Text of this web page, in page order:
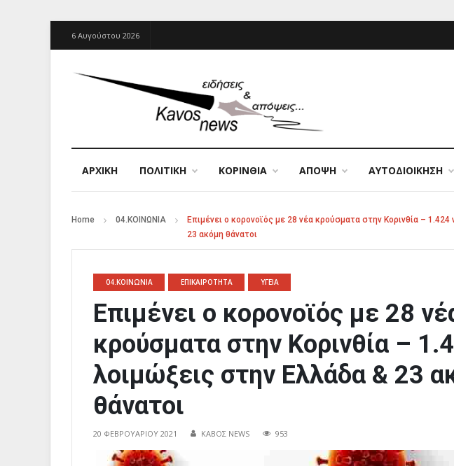
6 Αυγούστου 2026
ΑΡΧΙΚΉ ΠΟΛΙΤΙΚΗ ΚΟΡΙΝΘΙΑ ΑΠΟΨΗ ΑΥΤΟΔΙΟΙΚΗΣΗ
Home 04.ΚΟΙΝΩΝΙΑ
Επιμένει ο κορονοϊός με 28 νέα κρούσματα στην Κορινθία –
23 ακόμη θάνατοι
04.ΚΟΙΝΩΝΙΑ ΕΠΙΚΑΙΡΟΤΗΤΑ ΥΓΕΙΑ
Επιμένει ο κορονοϊός με 28
κρούσματα στην Κορινθία –
λοιμώξεις στην Ελλάδα & 23
θάνατοι
20 ΦΕΒΡΟΥΑΡΊΟΥ 2021 ΚΑΒΟΣ NEWS 953